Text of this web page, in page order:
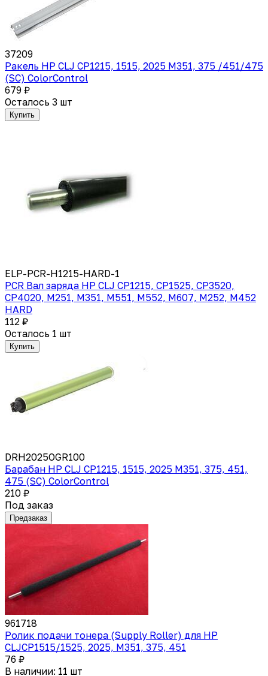
37209
Ракель HP CLJ CP1215, 1515, 2025 M351, 375 /451/475
(SC) ColorControl
679 ₽
Осталось 3 шт
Купить
ELP-PCR-H1215-HARD-1
PCR Вал заряда HP CLJ CP1215, CP1525, CP3520,
CP4020, M251, M351, M551, M552, M607, M252, M452
HARD
112 ₽
Осталось 1 шт
Купить
DRH2025OGR100
Барабан HP CLJ CP1215, 1515, 2025 M351, 375, 451,
475 (SC) ColorControl
210 ₽
Под заказ
Предзаказ
961718
Ролик подачи тонера (Supply Roller) для HP
CLJCP1515/1525, 2025, M351, 375, 451
76 ₽
В наличии: 11 шт